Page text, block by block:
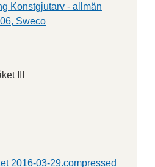
Konstgjutarv - allmän
Sweco
III
2016-03-29.compressed